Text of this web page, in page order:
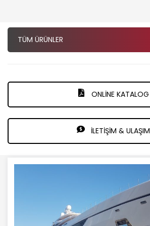
TÜM ÜRÜNLER
ONLİNE KATALOG
İLETİŞİM & ULAŞIM